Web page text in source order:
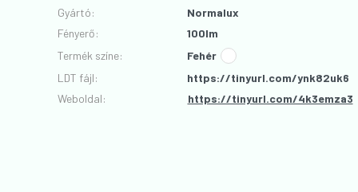
Gyártó:
Normalux
Fényerő:
100lm
Termék színe:
Fehér
LDT fájl:
https://tinyurl.com/ynk82uk6
Weboldal:
https://tinyurl.com/4k3emza3